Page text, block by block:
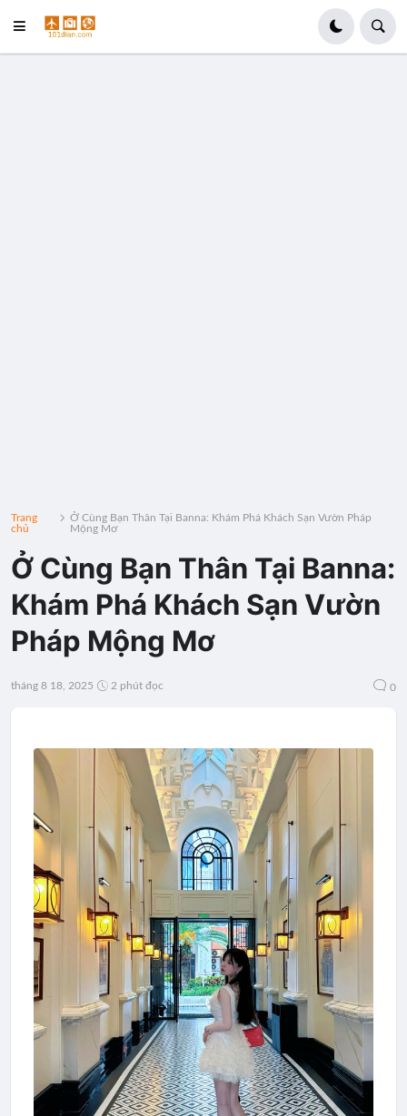
Trang
chủ
Ở Cùng Bạn Thân Tại Banna: Khám Phá Khách Sạn Vườn Pháp
Mộng Mơ
Ở Cùng Bạn Thân Tại Banna:
Khám Phá Khách Sạn Vườn
Pháp Mộng Mơ
tháng 8 18, 2025 2 phút đọc 0